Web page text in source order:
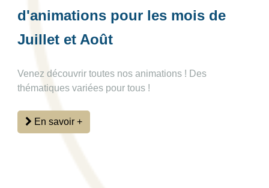
d'animations pour les mois de
Juillet et Août
Venez découvrir toutes nos animations ! Des
thématiques variées pour tous !
En savoir +